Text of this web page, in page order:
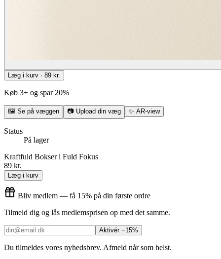
Læg i kurv · 89 kr.
Køb 3+ og spar 20%
🖼 Se på væggen 📷 Upload din væg ✨ AR-view
Status
På lager
Kraftfuld Bokser i Fuld Fokus
89 kr.
Læg i kurv
Bliv medlem — få 15% på din første ordre
Tilmeld dig og lås medlemsprisen op med det samme.
Aktivér −15%
Du tilmeldes vores nyhedsbrev. Afmeld når som helst.